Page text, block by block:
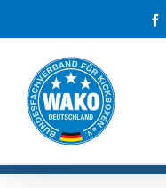
Inhalt
springen